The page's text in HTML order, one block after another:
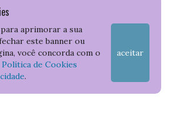
aprimorar a sua
este banner ou
você concorda com o
Política de Cookies
.
aceitar
da Instituição no Sistema do e-MEC